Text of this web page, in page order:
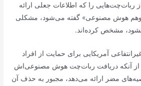
ربات‌چت‌هایی را که اطلاعات جعلی ارائه
هوش مصنوعی» گفته می‌شود، مشکلی
مشخص کرده‌اند.
آمریکایی برای حمایت از افراد
از آنکه دریافت ربات‌چت هوش مصنوعی‌اش
مضر ارائه می‌دهد، مجبور به حذف آن